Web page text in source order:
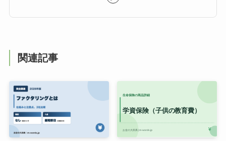
関連記事